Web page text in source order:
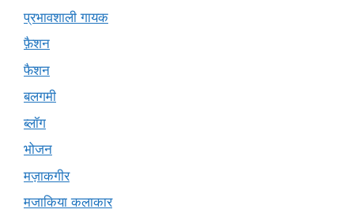
प्रभावशाली गायक
फ़ैशन
फैशन
बलगमी
ब्लॉग
भोजन
मज़ाकगीर
मजाकिया कलाकार